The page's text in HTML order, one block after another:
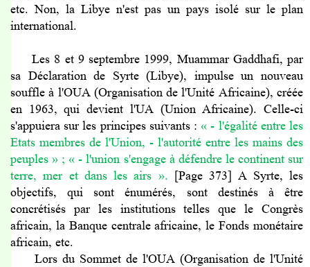
etc. Non, la Libye n'est pas un pays isolé sur le plan
international.
Les 8 et 9 septembre 1999, Muammar Gaddhafi, par
sa Déclaration de Syrte (Libye), impulse un nouveau
souffle à l'OUA (Organisation de l'Unité Africaine), créée
en 1963, qui devient l'UA (Union Africaine). Celle-ci
s'appuiera sur les principes suivants :« - l'égalité entre les
Etats membres de l'Union, - l'autorité entre les mains des
peuples» ; « - l'union s'engage à défendre le continent sur
terre, mer et dans les airs ». [Page 373] A Syrte, les
objectifs, qui sont énumérés, sont destinés à être
concrétisés par les institutions telles que le Congrès
africain, la Banque centrale africaine, le Fonds monétaire
africain, etc.
Lors du Sommet de l'OUA (Organisation de l'Unité